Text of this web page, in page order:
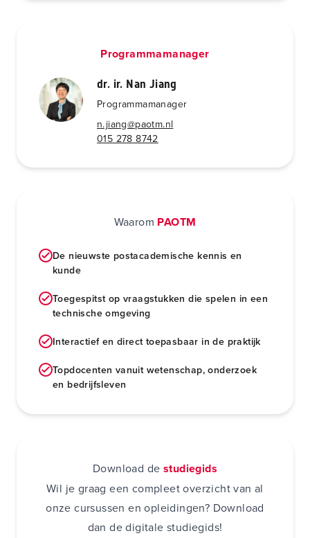
Programmamanager
dr. ir. Nan Jiang
Programmamanager
n.jiang@paotm.nl
015 278 8742
Waarom PAOTM
De nieuwste postacademische kennis en
kunde
Toegespitst op vraagstukken die spelen in een
technische omgeving
Interactief en direct toepasbaar in de praktijk
Topdocenten vanuit wetenschap, onderzoek
en bedrijfsleven
Download de studiegids
Wil je graag een compleet overzicht van al
onze cursussen en opleidingen? Download
dan de digitale studiegids!